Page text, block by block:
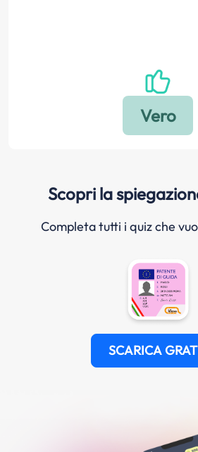
Scopri la
Completa tutti i quiz che
SCARICA